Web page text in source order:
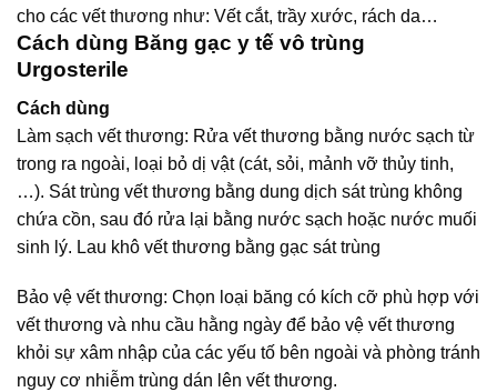
cho các vết thương như: Vết cắt, trầy xước, rách da…
Cách dùng Băng gạc y tế vô trùng
Urgosterile
Cách dùng
Làm sạch vết thương: Rửa vết thương bằng nước sạch từ
trong ra ngoài, loại bỏ dị vật (cát, sỏi, mảnh vỡ thủy tinh,
…). Sát trùng vết thương bằng dung dịch sát trùng không
chứa cồn, sau đó rửa lại bằng nước sạch hoặc nước muối
sinh lý. Lau khô vết thương bằng gạc sát trùng
Bảo vệ vết thương: Chọn loại băng có kích cỡ phù hợp với
vết thương và nhu cầu hằng ngày để bảo vệ vết thương
khỏi sự xâm nhập của các yếu tố bên ngoài và phòng tránh
nguy cơ nhiễm trùng dán lên vết thương.